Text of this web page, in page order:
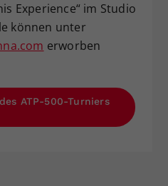
Experience“ im Studio
können unter
erworben
ATP-500-Turniers